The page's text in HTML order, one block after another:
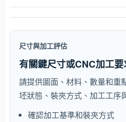
尺寸與加工評估
有關鍵尺寸或CNC加工要
請提供圖面、材料、數量和重
坯狀態、裝夾方式、加工工序
確認加工基準和裝夾方式